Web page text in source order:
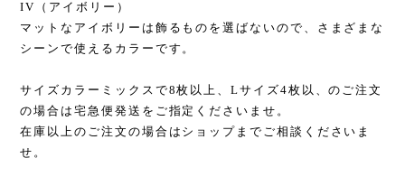
IV（アイボリー）
マットなアイボリーは飾るものを選ばないので、さまざまな
シーンで使えるカラーです。
サイズカラーミックスで8枚以上、Lサイズ4枚以、のご注文
の場合は宅急便発送をご指定くださいませ。
在庫以上のご注文の場合はショップまでご相談くださいま
せ。